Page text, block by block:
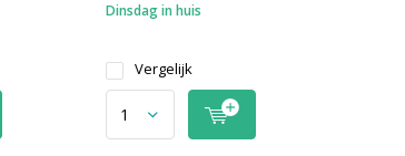
Dinsdag in huis
Vergelijk